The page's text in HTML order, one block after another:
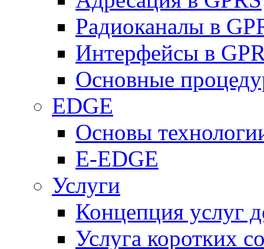
Радиоканалы в
Интерфейсы в
Основные
EDGE
Основы
E-EDGE
Услуги
Концепция услуг
Услуга коротких